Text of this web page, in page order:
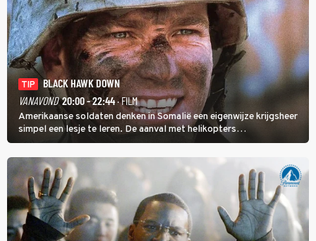
TIP
BLACK HAWK DOWN
VANAVOND 20:00 - 22:44· FILM
Amerikaanse soldaten denken in Somalië een eigenwijze krijgsheer
simpel een lesje te leren. De aanval met helikopters
verloopt in Black Hawk down dramatisch.